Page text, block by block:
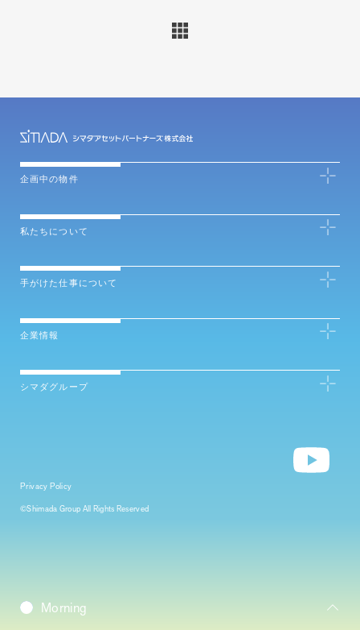
Daybreak
Morning
企画中の物件
私たちについて
手がけた仕事について
企業情報
シマダグループ
Privacy Policy
©Shimada Group All Rights Reserved